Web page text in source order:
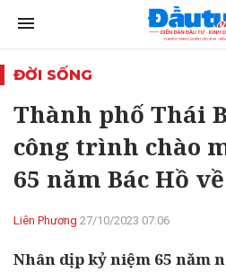
ĐỜI SỐNG
Thành phố Thái
công trình chào
65 năm Bác Hồ
Liên Phương 27/10/2023 07:06
Nhân dịp kỷ niệm 65 năm